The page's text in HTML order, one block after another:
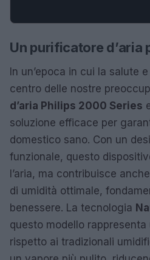
Un purificatore d’aria
In un’epoca in cui la salute
centro delle nostre
d’aria Philips 2000 Series
soluzione efficace per
domestico sano. Con un
funzionale, questo
l’aria, ma contribuisce
di umidità ottimale,
benessere. La tecnologia
questo modello
rispetto ai tradizionali